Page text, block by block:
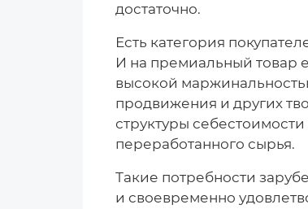
достаточно.
Есть категория
И на премиальный товар
высокой
продвижения и других
структуры
переработанного сырья.
Такие потребности
и своевременно